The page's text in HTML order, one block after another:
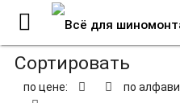
Сортировать
по цене: по